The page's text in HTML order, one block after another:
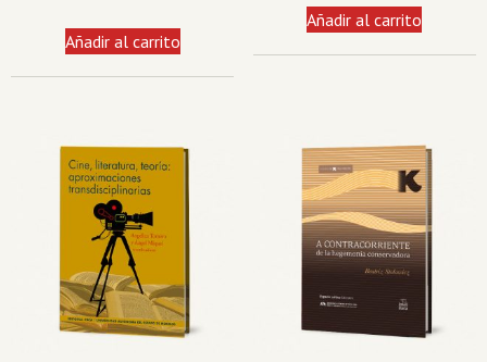
Añadir al carrito
Añadir al carrito